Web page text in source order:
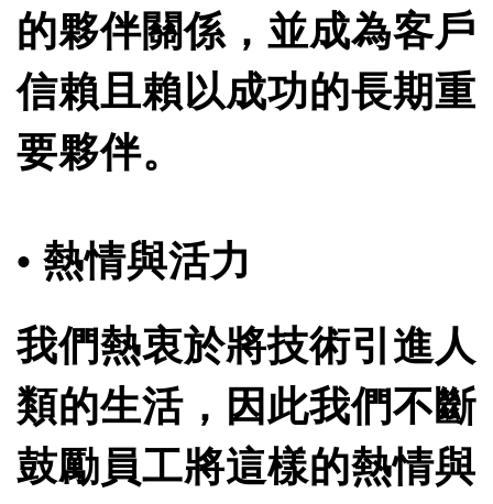
的夥伴關係，並成為客戶
信賴且賴以成功的長期重
要夥伴。
• 熱情與活力
我們熱衷於將技術引進人
類的生活，因此我們不斷
鼓勵員工將這樣的熱情與